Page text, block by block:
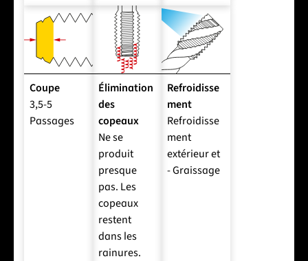
Coupe
3,5-5
Passages
Élimination
des
copeaux
Ne se
produit
presque
pas. Les
copeaux
restent
dans les
rainures.
Refroidisse
ment
Refroidisse
ment
extérieur et
- Graissage